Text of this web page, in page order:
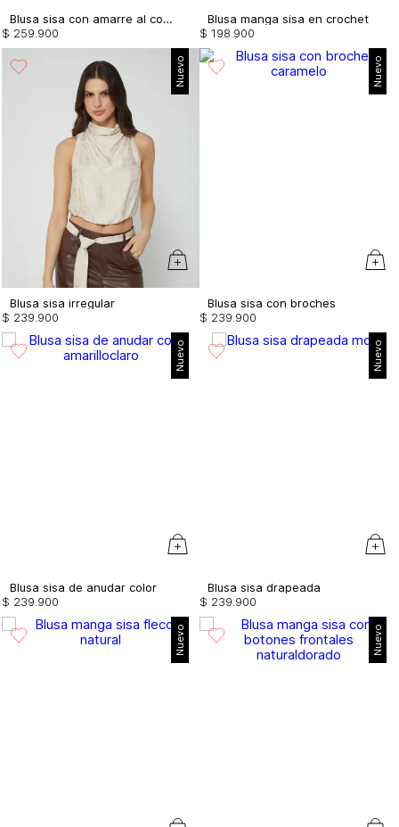
Blusa sisa con amarre al costado
$ 259 900
Blusa manga sisa en crochet
$ 198 900
Nuevo
Blusa sisa irregular
$ 239 900
Nuevo
Blusa sisa con broches
$ 239 900
Nuevo
Blusa sisa de anudar color
$ 239 900
Nuevo
Blusa sisa drapeada
$ 239 900
Nuevo Nuevo